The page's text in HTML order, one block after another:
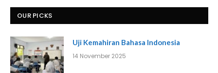
OUR PICKS
Uji Kemahiran Bahasa Indonesia
14 November 2025